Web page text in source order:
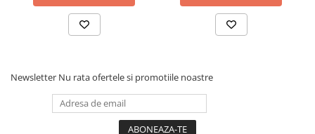
Dezvoltarea Afacerilor
Parenting & Familie
PSYCONNECT
Sexualitate
intreaga viata, precum si alte premii de la mai multe
organizatii de cercetare din domeniul hipnozei.
Newsletter Nu rata ofertele si promotiile noastre